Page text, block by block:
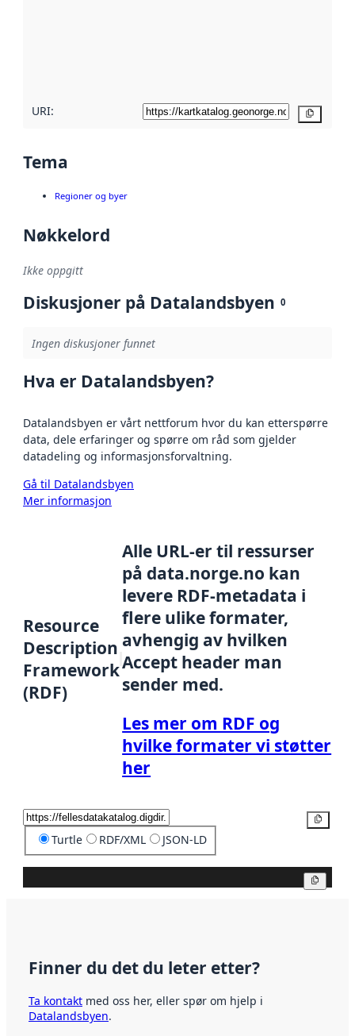
URI:
Tema
Regioner og byer
Nøkkelord
Ikke oppgitt
Diskusjoner på Datalandsbyen 0
Ingen diskusjoner funnet
Hva er Datalandsbyen?
Datalandsbyen er vårt nettforum hvor du kan etterspørre
data, dele erfaringer og spørre om råd som gjelder
datadeling og informasjonsforvaltning.
Gå til Datalandsbyen
Mer informasjon
Resource
Description
Framework
(RDF)
Alle URL-er til ressurser
på data.norge.no kan
levere RDF-metadata i
flere ulike formater,
avhengig av hvilken
Accept header man
sender med.
Les mer om RDF og
hvilke formater vi støtter
her
Turtle RDF/XML JSON-LD
Finner du det du leter etter?
Ta kontakt med oss her, eller spør om hjelp i
Datalandsbyen.